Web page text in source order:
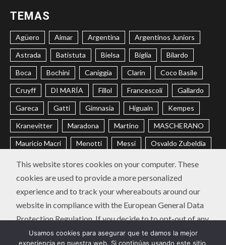
TEMAS
Agüero Aimar Argentina Argentinos Juniors
Astrada Batistuta Bielsa Biglia Bilardo
Boca Bochini Caniggia Clarín Coco Basile
Cruyff DI MARÍA Fillol Francescoli Gallardo
Gareca Gatti Gimnasia Higuaín Kempes
Kranevitter Maradona Martino MASCHERANO
Mauricio Macri Menotti Messi Osvaldo Zubeldía
Passarella Pochettino Ramón Díaz
Riquelme River Russo Sabella Sampaoli
Selección Argentina Trobbiani Veira Vélez
CONTACTO POLÍTICA DE PRIVACIDAD
Instagram
Twitter
Youtube
Facebook
LinkedIn
Usamos cookies para asegurar que te damos la mejor
experiencia en nuestra web. Si continúas usando este sitio,
This website stores cookies on your computer. These
cookies are used to provide a more personalized
experience and to track your whereabouts around our
website in compliance with the European General Data
Protection Regulation. If you decide to to opt-out of any
future tracking, a cookie will be setup in your browser to